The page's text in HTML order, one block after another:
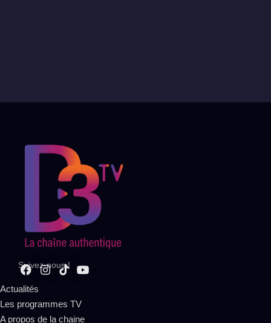
Suivez-nous !
Actualités
Les programmes TV
A propos de la chaine